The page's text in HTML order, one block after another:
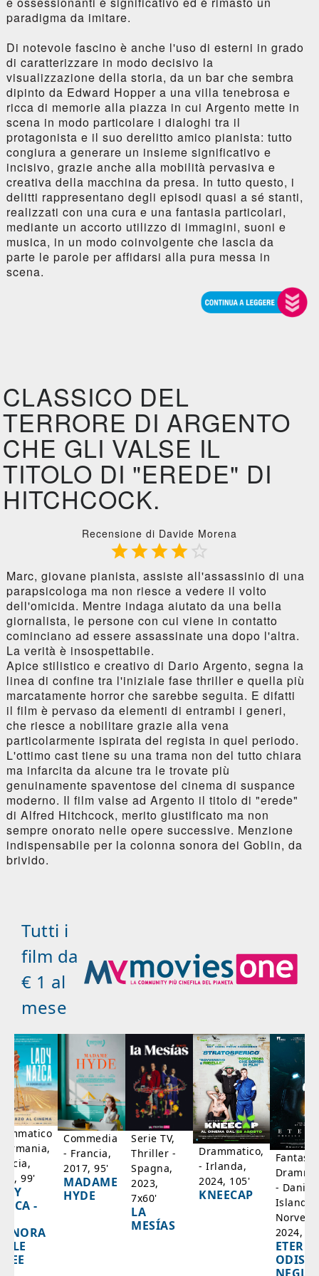
paradigma da imitare.
Di notevole fascino è anche l'uso di esterni in grado
di caratterizzare in modo decisivo la
visualizzazione della storia, da un bar che sembra
dipinto da Edward Hopper a una villa tenebrosa e
ricca di memorie alla piazza in cui Argento mette in
scena in modo particolare i dialoghi tra il
protagonista e il suo derelitto amico pianista: tutto
congiura a generare un insieme significativo e
incisivo, grazie anche alla mobilità pervasiva e
creativa della macchina da presa. In tutto questo, i
delitti rappresentano degli episodi quasi a sé stanti,
realizzati con una cura e una fantasia particolari,
mediante un accorto utilizzo di immagini, suoni e
musica, in un modo coinvolgente che lascia da
parte le parole per affidarsi alla pura messa in
scena.
CLASSICO DEL
TERRORE DI ARGENTO
CHE GLI VALSE IL
TITOLO DI "EREDE" DI
HITCHCOCK.
Recensione di Davide Morena
 
Marc, giovane pianista, assiste all'assassinio di una
parapsicologa ma non riesce a vedere il volto
dell'omicida. Mentre indaga aiutato da una bella
giornalista, le persone con cui viene in contatto
cominciano ad essere assassinate una dopo l'altra.
La verità è insospettabile.
Apice stilistico e creativo di Dario Argento, segna la
linea di confine tra l'iniziale fase thriller e quella più
marcatamente horror che sarebbe seguita. E difatti
il film è pervaso da elementi di entrambi i generi,
che riesce a nobilitare grazie alla vena
particolarmente ispirata del regista in quel periodo.
L'ottimo cast tiene su una trama non del tutto chiara
ma infarcita da alcune tra le trovate più
genuinamente spaventose del cinema di suspance
moderno. Il film valse ad Argento il titolo di "erede"
di Alfred Hitchcock, merito giustificato ma non
sempre onorato nelle opere successive. Menzione
indispensabile per la colonna sonora dei Goblin, da
brivido.
Tutti i
film da
€ 1 al
mese
99'
-
Commedia
- Francia,
2017, 95'
MADAME
HYDE
Serie TV,
Thriller -
Spagna,
2023,
7x60'
LA
MESÍAS
Drammatico,
- Irlanda,
2024, 105'
KNEECAP
-
Islanda,
2024,
NEGLI